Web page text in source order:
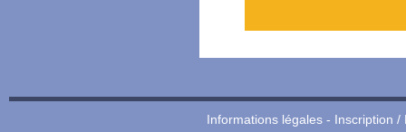
Informations légales- Inscription